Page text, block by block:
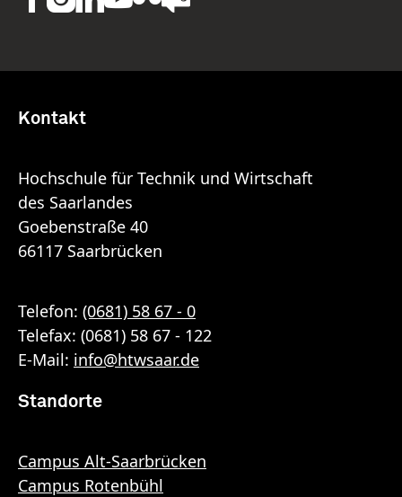
Kontakt
Hochschule für Technik und Wirtschaft
des Saarlandes
Goebenstraße 40
66117 Saarbrücken
Telefon: (0681) 58 67 - 0
Telefax: (0681) 58 67 - 122
E-Mail: info@htwsaar.de
Standorte
Campus Alt-Saarbrücken
Campus Rotenbühl